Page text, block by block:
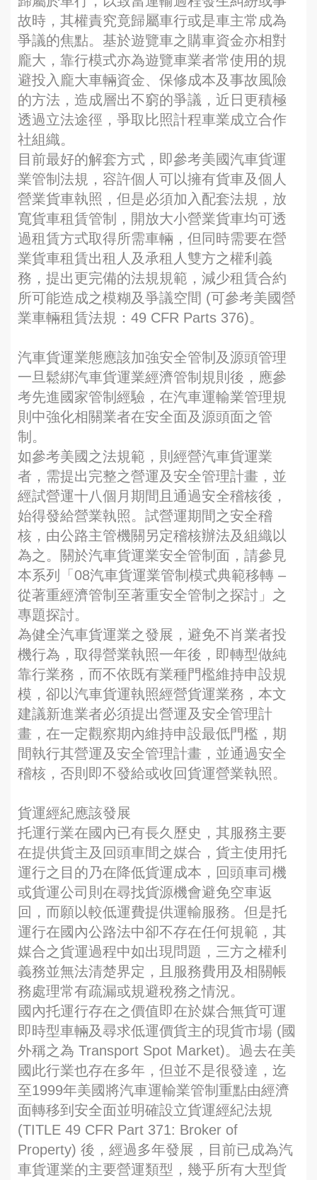
故時，其權責究竟歸屬車行或是車主常成為
爭議的焦點。基於遊覽車之購車資金亦相對
龐大，靠行模式亦為遊覽車業者常使用的規
避投入龐大車輛資金、保修成本及事故風險
的方法，造成層出不窮的爭議，近日更積極
透過立法途徑，爭取比照計程車業成立合作
社組織。
目前最好的解套方式，即參考美國汽車貨運
業管制法規，容許個人可以擁有貨車及個人
營業貨車執照，但是必須加入配套法規，放
寬貨車租賃管制，開放大小營業貨車均可透
過租賃方式取得所需車輛，但同時需要在營
業貨車租賃出租人及承租人雙方之權利義
務，提出更完備的法規規範，減少租賃合約
所可能造成之模糊及爭議空間 (可參考美國營
業車輛租賃法規：49 CFR Parts 376)。
汽車貨運業態應該加強安全管制及源頭管理
一旦鬆綁汽車貨運業經濟管制規則後，應參
考先進國家管制經驗，在汽車運輸業管理規
則中強化相關業者在安全面及源頭面之管
制。
如參考美國之法規範，則經營汽車貨運業
者，需提出完整之營運及安全管理計畫，並
經試營運十八個月期間且通過安全稽核後，
始得發給營業執照。試營運期間之安全稽
核，由公路主管機關另定稽核辦法及組織以
為之。關於汽車貨運業安全管制面，請參見
本系列「08汽車貨運業管制模式典範移轉 –
從著重經濟管制至著重安全管制之探討」之
專題探討。
為健全汽車貨運業之發展，避免不肖業者投
機行為，取得營業執照一年後，即轉型做純
靠行業務，而不依既有業種門檻維持申設規
模，卻以汽車貨運執照經營貨運業務，本文
建議新進業者必須提出營運及安全管理計
畫，在一定觀察期內維持申設最低門檻，期
間執行其營運及安全管理計畫，並通過安全
稽核，否則即不發給或收回貨運營業執照。
貨運經紀應該發展
托運行業在國內已有長久歷史，其服務主要
在提供貨主及回頭車間之媒合，貨主使用托
運行之目的乃在降低貨運成本，回頭車司機
或貨運公司則在尋找貨源機會避免空車返
回，而願以較低運費提供運輸服務。但是托
運行在國內公路法中卻不存在任何規範，其
媒合之貨運過程中如出現問題，三方之權利
義務並無法清楚界定，且服務費用及相關帳
務處理常有疏漏或規避稅務之情況。
國內托運行存在之價值即在於媒合無貨可運
即時型車輛及尋求低運價貨主的現貨市場 (國
外稱之為 Transport Spot Market)。過去在美
國此行業也存在多年，但並不是很發達，迄
至1999年美國將汽車運輸業管制重點由經濟
面轉移到安全面並明確設立貨運經紀法規
(TITLE 49 CFR Part 371: Broker of
Property) 後，經過多年發展，目前已成為汽
車貨運業的主要營運類型，幾乎所有大型貨